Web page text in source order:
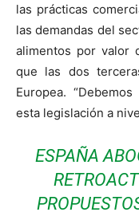
las prácticas
las demandas del
alimentos por valor
que las dos
Europea.
esta legislación a
ESPAÑA